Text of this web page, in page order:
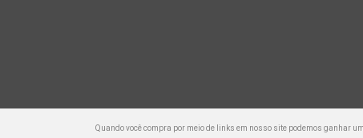
Quando você compra por meio de links em nosso site podemos ganhar